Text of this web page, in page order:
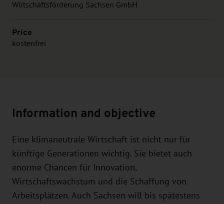
Wirtschaftsförderung Sachsen GmbH
Price
kostenfrei
Information and objective
Eine klimaneutrale Wirtschaft ist nicht nur für
künftige Generationen wichtig. Sie bietet auch
enorme Chancen für Innovation,
Wirtschaftswachstum und die Schaffung von
Arbeitsplätzen. Auch Sachsen will bis spätestens